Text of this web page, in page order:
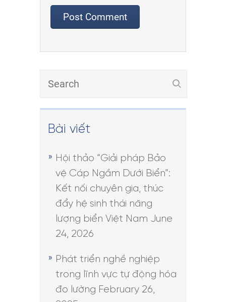
Bài viết
Hội thảo “Giải pháp Bảo
vệ Cáp Ngầm Dưới Biển”:
Kết nối chuyên gia, thúc
đẩy hệ sinh thái năng
lượng biển Việt Nam June
24, 2026
Phát triển nghề nghiệp
trong lĩnh vực tự động hóa
đo lường February 26,